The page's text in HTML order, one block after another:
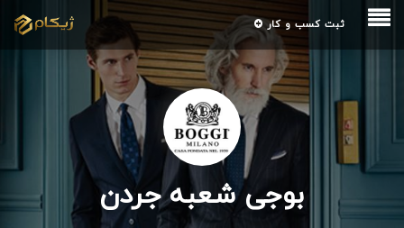
بوجی شعبه جردن
ثبت کسب و کار